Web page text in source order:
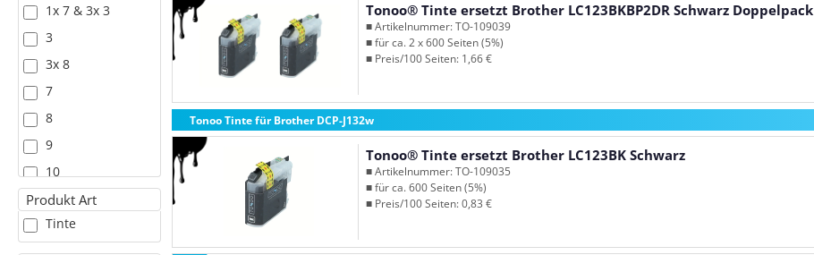
1x 7 & 3x 3
3
3x 8
7
8
9
10
11
Produkt Art
Tinte
Tonoo® Tinte ersetzt Brother LC123BKBP2DR Schwarz Doppelpack
■ Artikelnummer: TO-109039
■ für ca. 2 x 600 Seiten (5%)
■ Preis/100 Seiten: 1,66 €
Tonoo Tinte für Brother DCP-J132w
Tonoo® Tinte ersetzt Brother LC123BK Schwarz
■ Artikelnummer: TO-109035
■ für ca. 600 Seiten (5%)
■ Preis/100 Seiten: 0,83 €